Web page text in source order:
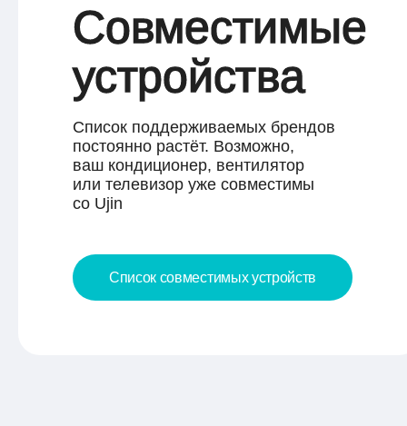
Совместимые
устройства
Список поддерживаемых брендов
постоянно растёт. Возможно,
ваш кондиционер, вентилятор
или телевизор уже совместимы
со Ujin
Cписок совместимых устройств